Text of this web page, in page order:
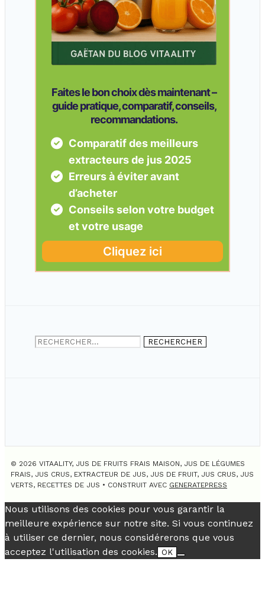
Rechercher :
© 2026 VITAALITY, JUS DE FRUITS FRAIS MAISON, JUS DE LÉGUMES
FRAIS, JUS CRUS, EXTRACTEUR DE JUS, JUS DE FRUIT, JUS CRUS, JUS
VERTS, RECETTES DE JUS • CONSTRUIT AVEC GENERATEPRESS
Nous utilisons des cookies pour vous garantir la
meilleure expérience sur notre site. Si vous continuez
à utiliser ce dernier, nous considérerons que vous
acceptez l'utilisation des cookies. OK